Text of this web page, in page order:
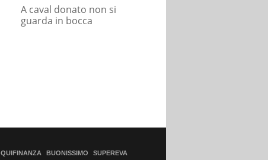
A caval donato non si
guarda in bocca
QUIFINANZA BUONISSIMO SUPEREVA